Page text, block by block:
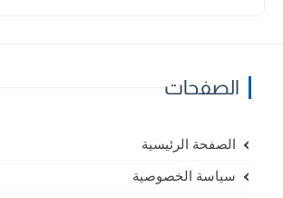
الصفحات
الصفحة الرئيسية
سياسة الخصوصية